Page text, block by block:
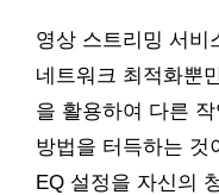
영상 스트리밍 서비
네트워크 최적화뿐
을 활용하여 다른
방법을 터득하는 것
EQ 설정을 자신의